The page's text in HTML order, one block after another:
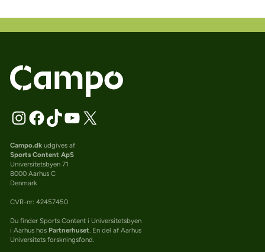
Campo.dkudgives af
Sports Content ApS
Universitetsbyen 71
8000 Aarhus C
Denmark
CVR-nr: 42457450
Du finder Sports Content i Universitetsbyen
i Aarhus hos Partnerhuset. En del af Aarhus
Universitets forskningsfond.